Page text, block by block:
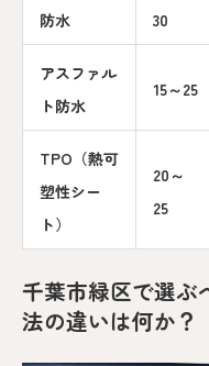
防水
30
アスファル
ト防水
15～25
TPO（熱可
塑性シー
ト）
20～
25
千葉市緑区で選ぶ
法の違いは何か？